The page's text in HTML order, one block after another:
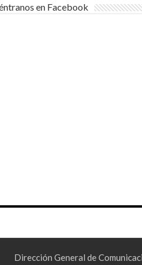
en Facebook
Dirección General de